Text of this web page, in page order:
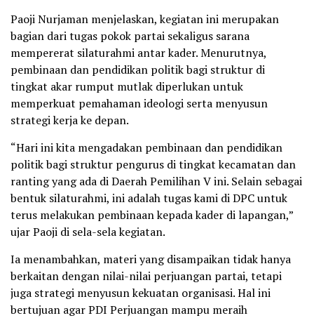
Paoji Nurjaman menjelaskan, kegiatan ini merupakan
bagian dari tugas pokok partai sekaligus sarana
mempererat silaturahmi antar kader. Menurutnya,
pembinaan dan pendidikan politik bagi struktur di
tingkat akar rumput mutlak diperlukan untuk
memperkuat pemahaman ideologi serta menyusun
strategi kerja ke depan.
“Hari ini kita mengadakan pembinaan dan pendidikan
politik bagi struktur pengurus di tingkat kecamatan dan
ranting yang ada di Daerah Pemilihan V ini. Selain sebagai
bentuk silaturahmi, ini adalah tugas kami di DPC untuk
terus melakukan pembinaan kepada kader di lapangan,”
ujar Paoji di sela-sela kegiatan.
Ia menambahkan, materi yang disampaikan tidak hanya
berkaitan dengan nilai-nilai perjuangan partai, tetapi
juga strategi menyusun kekuatan organisasi. Hal ini
bertujuan agar PDI Perjuangan mampu meraih